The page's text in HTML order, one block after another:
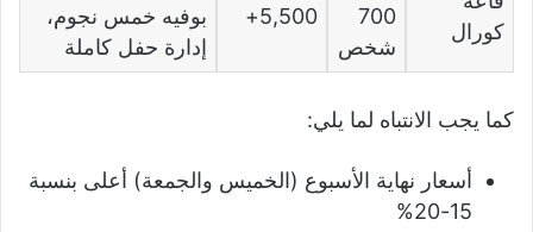
كورال
700
شخص
5,500+
بوفيه خمس نجوم،
إدارة حفل كاملة
كما يجب الانتباه لما يلي:
أسعار نهاية الأسبوع (الخميس والجمعة) أعلى بنسبة
15-20%